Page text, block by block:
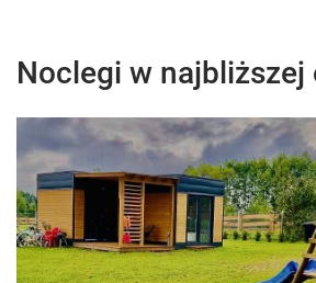
Noclegi w najbliższej